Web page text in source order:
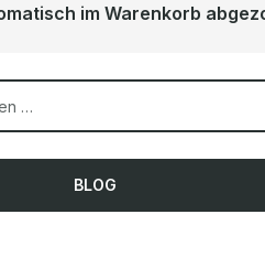
im Warenkorb
BLOG